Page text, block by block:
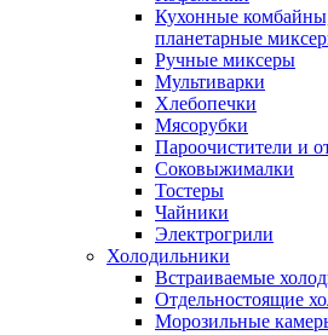
Кухонные
планетарные
Ручные миксеры
Мультиварки
Хлебопечки
Мясорубки
Пароочистители и
Соковыжималки
Тостеры
Чайники
Электрогрили
Холодильники
Встраиваемые
Отдельностоящие
Морозильные